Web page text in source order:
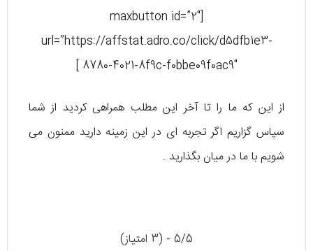
[maxbutton id=”2″
url=”https://affstat.adro.co/click/d5dfb1e3-
8780-4021-8f9c-f0bbe09f0ac9″ ]
از این که ما را تا آخر این مطلب همراهی کردید از شما
سپاس گزاریم اگر تجربه ای در این زمینه دارید ممنون می
شویم با ما در میان بگذارید .
5/5 - (3 امتیاز)